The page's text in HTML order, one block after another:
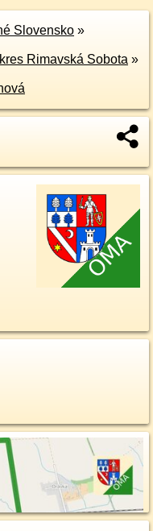
Slovensko »
Rimavská Sobota »